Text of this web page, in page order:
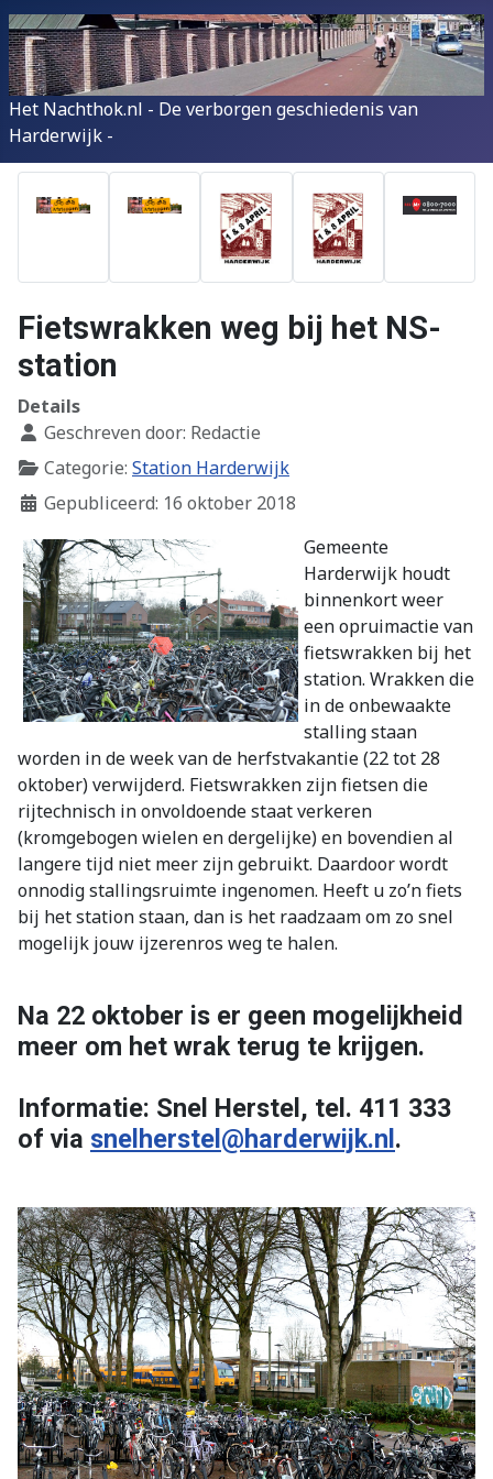
Het Nachthok.nl - De verborgen geschiedenis van
Harderwijk -
Fietswrakken weg bij het NS-
station
Details
Geschreven door: Redactie
Categorie: Station Harderwijk
Gepubliceerd: 16 oktober 2018
Gemeente
Harderwijk houdt
binnenkort weer
een opruimactie van
fietswrakken bij het
station. Wrakken die
in de onbewaakte
stalling staan
worden in de week van de herfstvakantie (22 tot 28
oktober) verwijderd. Fietswrakken zijn fietsen die
rijtechnisch in onvoldoende staat verkeren
(kromgebogen wielen en dergelijke) en bovendien al
langere tijd niet meer zijn gebruikt. Daardoor wordt
onnodig stallingsruimte ingenomen. Heeft u zo’n fiets
bij het station staan, dan is het raadzaam om zo snel
mogelijk jouw ijzerenros weg te halen.
Na 22 oktober is er geen mogelijkheid
meer om het wrak terug te krijgen.
Informatie: Snel Herstel, tel. 411 333
of via snelherstel@harderwijk.nl.